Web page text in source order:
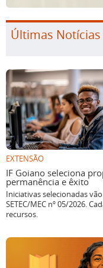
Últimas Notícias
EXTENSÃO
IF Goiano seleciona
permanência e êxito
Iniciativas selecionadas
SETEC/MEC nº 05/2026.
recursos.